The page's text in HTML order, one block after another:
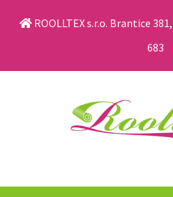
ROOLLTEX s.r.o. Brantice
683